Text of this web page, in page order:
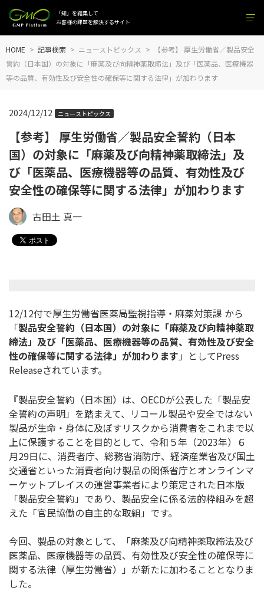
「知」を結集して
お客様の課題を解決するサイト
HOME 記事検索 ニューストピックス
【参考】 厚生労働省／製品安全
誓約（日本国）の対象に「麻薬及び向精神薬取締法」及び「医薬品、医療機器
等の品質、有効性及び安全性の確保等に関する法律」が加わります
【参考】 厚生労働省／製品安全誓約（日本
国）の対象に「麻薬及び向精神薬取締法」及
び「医薬品、医療機器等の品質、有効性及び
安全性の確保等に関する法律」が加わります
2024/12/12 ニューストピックス
古田土 真一
12/12付で厚生労働省医薬局監視指導・麻薬対策課 から
「製品安全誓約（日本国）の対象に「麻薬及び向精神薬取
締法」及び「医薬品、医療機器等の品質、有効性及び安全
性の確保等に関する法律」が加わります 」としてPress
Releaseされています。
『製品安全誓約（日本国）は、OECDが公表した「製品安
全誓約の声明」を踏まえて、リコール製品や安全ではない
製品が生命・身体に及ぼすリスクから消費者をこれまで以
上に保護することを目的として、令和５年（2023年）６
月29日に、消費者庁、総務省消防庁、経済産業省及び国土
交通省といった消費者向け製品の関係省庁とオンラインマ
ーケットプレイスの運営事業者により策定された日本版
「製品安全誓約」であり、製品安全に係る法的枠組みを超
えた「官民協働の自主的な取組」です。
今回、製品の対象として、「麻薬及び向精神薬取締法及び
医薬品、医療機器等の品質、有効性及び安全性の確保等に
関する法律（厚生労働省）」が新たに加わることとなりま
した。